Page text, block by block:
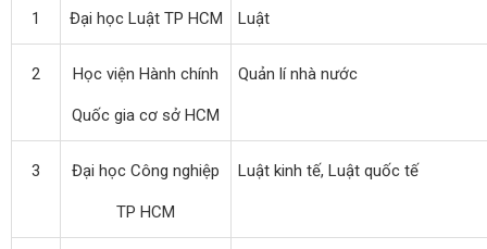
1 Đại học Luật TP HCM Luật
2 Học viện Hành chính
Quốc gia cơ sở HCM
Quản lí nhà nước
3 Đại học Công nghiệp
TP HCM
Luật kinh tế, Luật quốc tế